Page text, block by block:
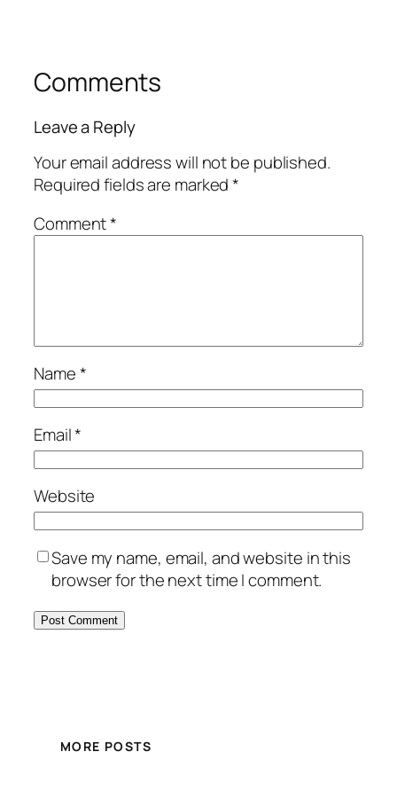
Comments
Leave a Reply
Your email address will not be published.
Required fields are marked*
Comment*
Name*
Email*
Website
Save my name, email, and website in this
browser for the next time I comment.
MORE POSTS